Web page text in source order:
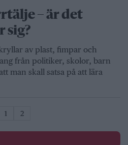
– är det
sig?
av plast, fimpar och
från politiker, skolor, barn
man skall satsa på att lära
1 2